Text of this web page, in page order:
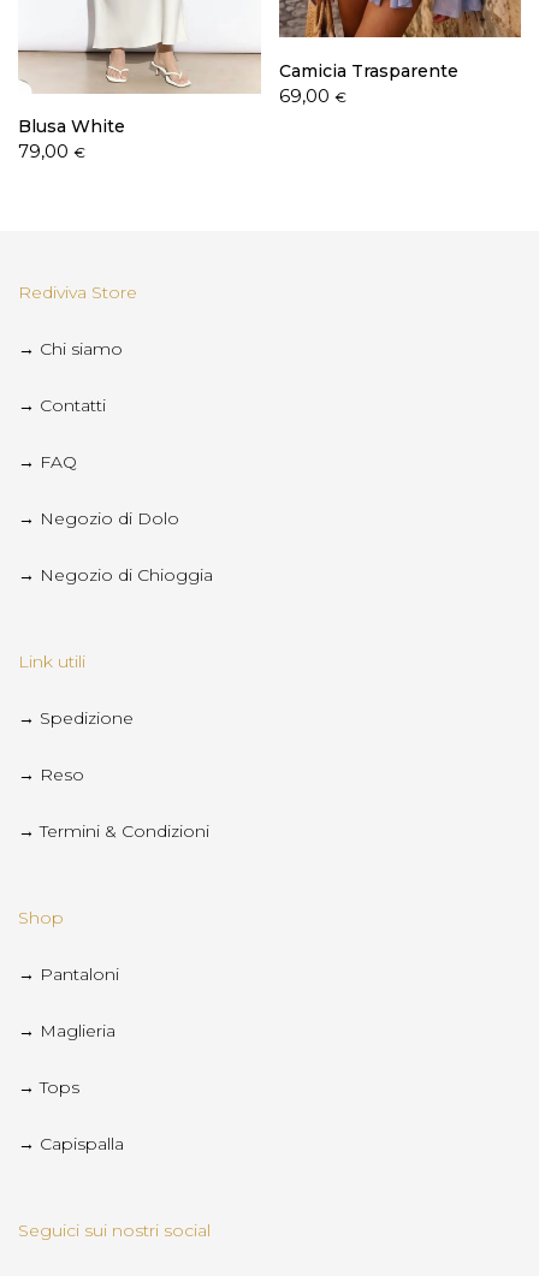
Blusa White
79,00 €
Camicia Trasparente
69,00 €
Rediviva Store
→ Chi siamo
→ Contatti
→ FAQ
→ Negozio di Dolo
→ Negozio di Chioggia
Link utili
→ Spedizione
→ Reso
→ Termini & Condizioni
Shop
→ Pantaloni
→ Maglieria
→ Tops
→ Capispalla
Seguici sui nostri social